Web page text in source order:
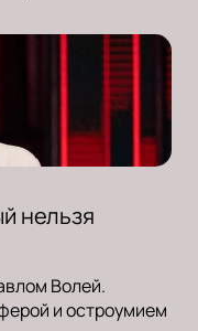
нельзя
Волей.
и остроумием